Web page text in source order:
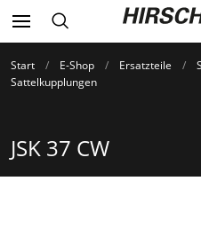
Start E-Shop Ersatzteile
Sattelkupplungen
JSK 37 CW